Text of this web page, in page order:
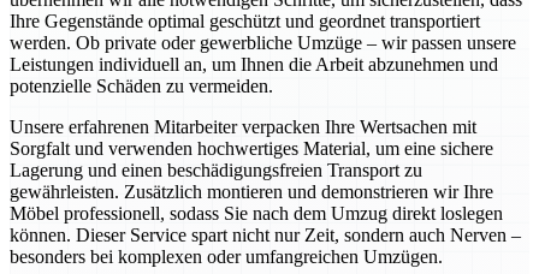
Ihre Gegenstände optimal geschützt und geordnet transportiert
werden. Ob private oder gewerbliche Umzüge – wir passen unsere
Leistungen individuell an, um Ihnen die Arbeit abzunehmen und
potenzielle Schäden zu vermeiden.
Unsere erfahrenen Mitarbeiter verpacken Ihre Wertsachen mit
Sorgfalt und verwenden hochwertiges Material, um eine sichere
Lagerung und einen beschädigungsfreien Transport zu
gewährleisten. Zusätzlich montieren und demonstrieren wir Ihre
Möbel professionell, sodass Sie nach dem Umzug direkt loslegen
können. Dieser Service spart nicht nur Zeit, sondern auch Nerven –
besonders bei komplexen oder umfangreichen Umzügen.